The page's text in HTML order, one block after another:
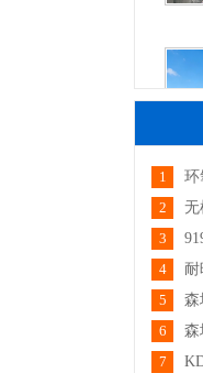
1
环
2
无
3
4
5
森
6
森
7